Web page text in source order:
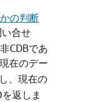
の判断
合せ
CDBであ
在のデー
、現在の
を返しま